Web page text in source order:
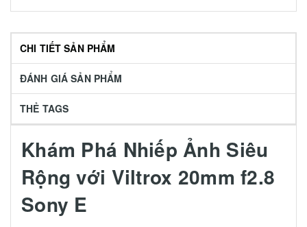
CHI TIẾT SẢN PHẨM
ĐÁNH GIÁ SẢN PHẨM
THẺ TAGS
Khám Phá Nhiếp Ảnh Siêu
Rộng với Viltrox 20mm f2.8
Sony E